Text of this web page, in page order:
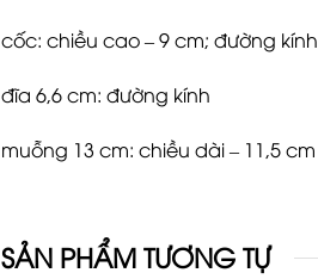
cốc: chiều cao – 9 cm; đường kính
đĩa 6,6 cm: đường kính
muỗng 13 cm: chiều dài – 11,5 cm
SẢN PHẨM TƯƠNG TỰ